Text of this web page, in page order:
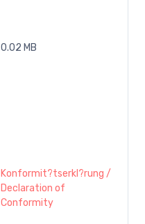
0.02 MB
Konformit?tserkl?rung /
Declaration of
Conformity